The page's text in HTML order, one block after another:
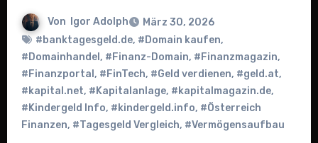
Von Igor Adolph
März 30, 2026
#banktagesgeld.de, #Domain kaufen,
#Domainhandel , #Finanz-Domain, #Finanzmagazin,
#Finanzportal , #FinTech, #Geld verdienen, #geld.at,
#kapital.net, #Kapitalanlage, #kapitalmagazin.de,
#Kindergeld Info, #kindergeld.info, #Österreich
Finanzen, #Tagesgeld Vergleich, #Vermögensaufbau